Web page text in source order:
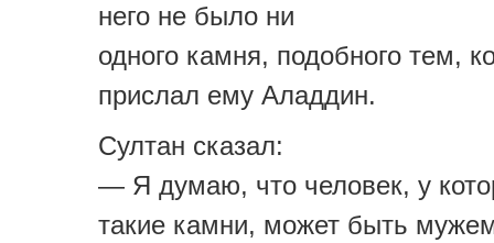
него не было ни
одного камня, подобного тем,
прислал ему Аладдин.
Султан сказал:
— Я думаю, что человек, у
такие камни, может быть